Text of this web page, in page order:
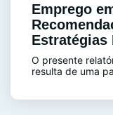
Emprego
Estratégias
O presente
resulta de uma